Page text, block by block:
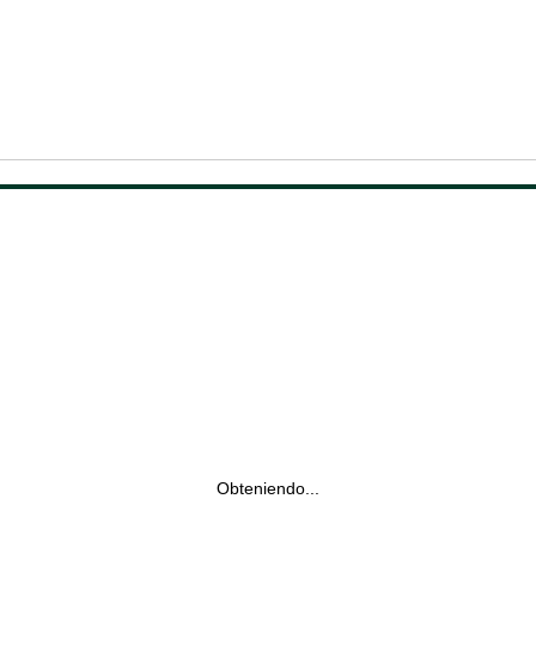
Obteniendo...